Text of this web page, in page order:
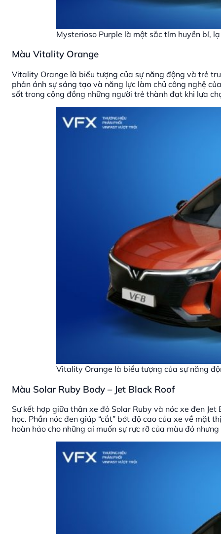
Mysterioso Purple là một sắc tím huyền bí,
Màu Vitality Orange
Vitality Orange là biểu tượng của sự năng động và trẻ
phản ánh sự sáng tạo và năng lực làm chủ công nghệ
sốt trong cộng đồng những người trẻ thành đạt khi lựa
Vitality Orange là biểu tượng của sự năng
Màu Solar Ruby Body – Jet Black Roof
Sự kết hợp giữa thân xe đỏ Solar Ruby và nóc xe đen
học. Phần nóc đen giúp “cắt” bớt độ cao của xe về mặt
hoàn hảo cho những ai muốn sự rực rỡ của màu đỏ